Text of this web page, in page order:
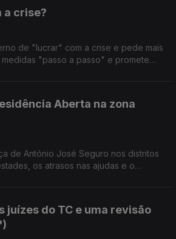
a crise?
de "lucrar" com a crise e pede mais
"passo a passo" e promete
Aberta na zona
de António José Seguro nos distritos
os atrasos nas ajudas e o
juízes do TC e uma revisão